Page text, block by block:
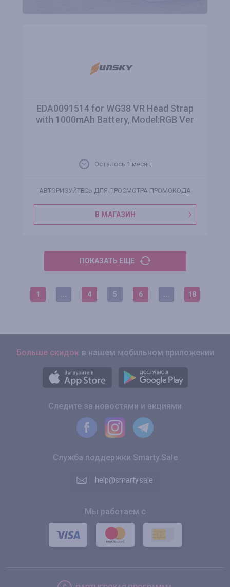
EDA0091514 for WG38 VR Head Strap
with 1000mAh Battery, Model:RGB Ver
Осталось 1 месяц
АВТОРИЗУЙТЕСЬ ДЛЯ ПРОСМОТРА ПРОМОКОДА
В МАГАЗИН
ПОКАЗАТЬ ЕЩЕ
1 4 5 6 18
Больше скидок в нашем мобильном приложении
Следите за новостями и акциями
Служба поддержки Smarty.Sale
help@smarty.sale
Мы работаем с